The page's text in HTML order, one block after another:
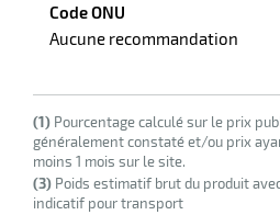
Code ONU
Aucune recommandation
(1) Pourcentage calculé sur le prix
généralement constaté et/ou prix
moins 1 mois sur le site.
(3) Poids estimatif brut du produit
indicatif pour transport